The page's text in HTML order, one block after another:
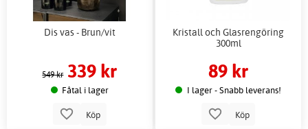
Dis vas - Brun/vit
549 kr 339 kr
Fåtal i lager
Köp
Kristall och Glasrengöring
300ml
89 kr
I lager - Snabb leverans!
Köp